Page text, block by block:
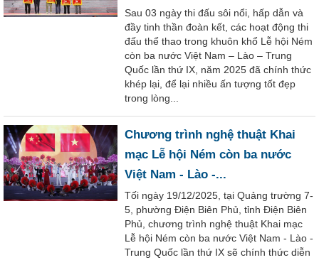
Sau 03 ngày thi đấu sôi nổi, hấp dẫn và
đầy tinh thần đoàn kết, các hoạt động thi
đấu thể thao trong khuôn khổ Lễ hội Ném
còn ba nước Việt Nam – Lào – Trung
Quốc lần thứ IX, năm 2025 đã chính thức
khép lại, để lại nhiều ấn tượng tốt đẹp
trong lòng...
Chương trình nghệ thuật Khai
mạc Lễ hội Ném còn ba nước
Việt Nam - Lào -...
Tối ngày 19/12/2025, tại Quảng trường 7-
5, phường Điện Biên Phủ, tỉnh Điện Biên
Phủ, chương trình nghệ thuật Khai mạc
Lễ hội Ném còn ba nước Việt Nam - Lào -
Trung Quốc lần thứ IX sẽ chính thức diễn